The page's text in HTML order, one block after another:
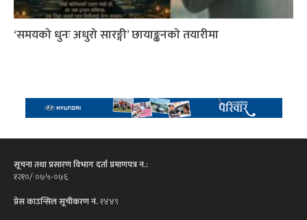
‘समयको धुनः अधुरो सारङ्गी’ छायाङ्कनको तयारीमा
सूचना तथा प्रसारण विभाग दर्ता प्रमाणपत्र न.:
१२१०/ ०७५-०७६
प्रेस काउन्सिल सूचीकरण नं.१४४९